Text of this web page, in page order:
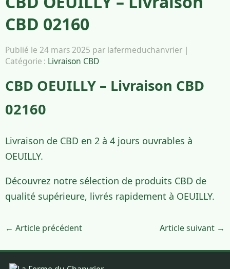
CBD 02160
Publié le 24 mars 2025 par lafermeduchanvrier |
Catégorie : Livraison CBD
CBD OEUILLY – Livraison CBD
02160
Livraison de CBD en 2 à 4 jours ouvrables à
OEUILLY.
Découvrez notre sélection de produits CBD de
qualité supérieure, livrés rapidement à OEUILLY.
← Article précédent Article suivant →